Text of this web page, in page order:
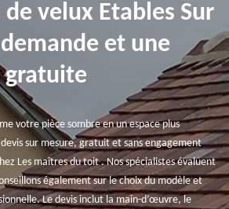
de velux Etables Sur
et une
votre pièce sombre en un espace plus
sur mesure, gratuit et sans engagement
Les maîtres du toit . Nos spécialistes évaluent
également sur le choix du modèle et
Le devis inclut la main-d’œuvre, le